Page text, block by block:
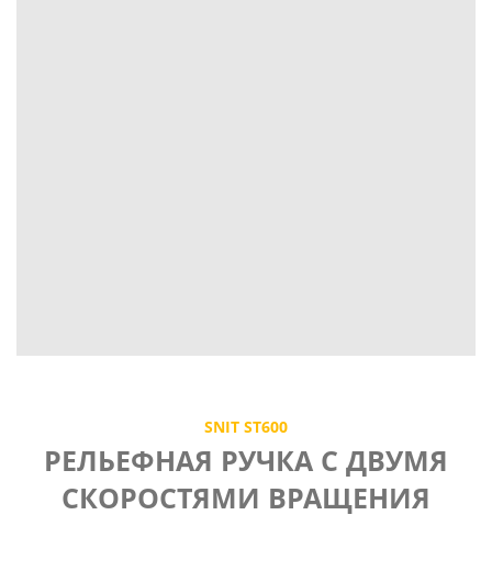
SNIT ST600
РЕЛЬЕФНАЯ РУЧКА С ДВУМЯ
СКОРОСТЯМИ ВРАЩЕНИЯ